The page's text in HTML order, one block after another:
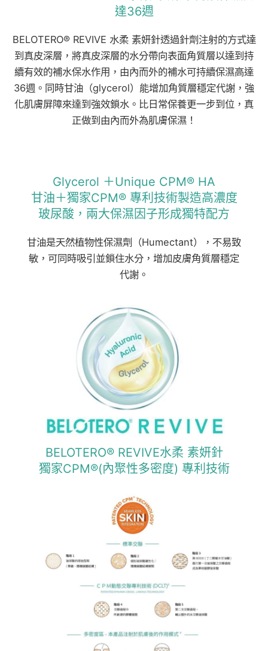
達36週
BELOTERO® REVIVE 水柔 素妍針透過針劑注射的方式達
到真皮深層，將真皮深層的水分帶向表面角質層以達到持
續有效的補水保水作用，由內而外的補水可持續保濕高達
36週。同時甘油（glycerol）能增加角質層穩定代謝，強
化肌膚屏障來達到強效鎖水。比日常保養更一步到位，真
正做到由內而外為肌膚保濕！
Glycerol ＋Unique CPM®️ HA
甘油＋獨家CPM®️ 專利技術製造高濃度
玻尿酸，兩大保濕因子形成獨特配方
甘油是天然植物性保濕劑（Humectant），不易致
敏，可同時吸引並鎖住水分，增加皮膚角質層穩定
代謝。
BELOTERO® REVIVE水柔 素妍針
獨家CPM®(內聚性多密度) 專利技術